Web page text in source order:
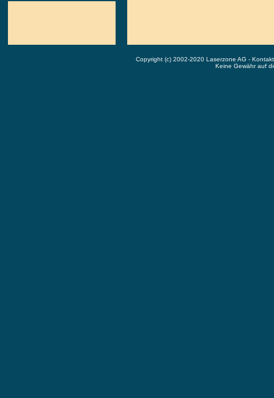
Copyright (c) 2002-2020 Laserzone AG -
Keine Gewähr auf